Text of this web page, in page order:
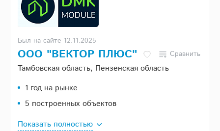
Был на сайте 12.11.2025
ООО "ВЕКТОР ПЛЮС" Сравнить
Тамбовская область, Пензенская область
1 год на рынке
5 построенных объектов
Показать полностью